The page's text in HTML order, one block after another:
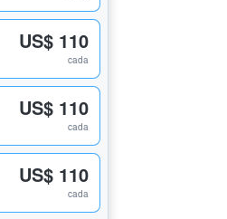
US$ 110
cada
US$ 110
cada
US$ 110
cada